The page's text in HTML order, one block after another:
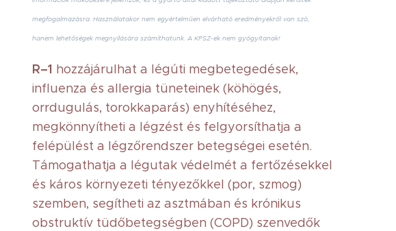
megfogalmazásra. Használatakor nem egyértelműen elvárható eredményekről van szó,
hanem lehetőségek megnyílására számíthatunk. A KFSZ-ek nem gyógyítanak!
R–1 hozzájárulhat a légúti megbetegedések,
influenza és allergia tüneteinek (köhögés,
orrdugulás, torokkaparás) enyhítéséhez,
megkönnyítheti a légzést és felgyorsíthatja a
felépülést a légzőrendszer betegségei esetén.
Támogathatja a légutak védelmét a fertőzésekkel
és káros környezeti tényezőkkel (por, szmog)
szemben, segítheti az asztmában és krónikus
obstruktív tüdőbetegségben (COPD) szenvedők